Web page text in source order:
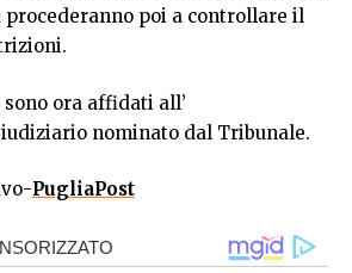
procederanno poi a controllare il
ora affidati all’
nominato dal Tribunale.
PugliaPost